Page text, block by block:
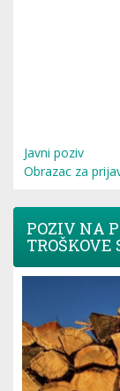
Javni poziv
Obrazac za
POZIV NA